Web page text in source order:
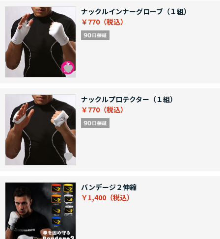
ナックルインナーグローブ（１組）
￥770
ナックルプロテクター（１組）
￥770
バンデージ２伸縮
￥1,400